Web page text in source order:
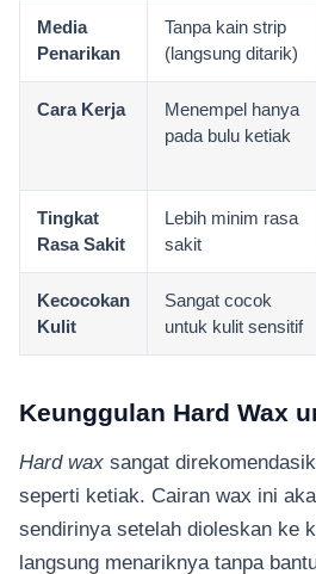
Media
Penarikan
Tanpa kain strip
(langsung ditarik)
Cara Kerja
Menempel hanya
pada bulu ketiak
Tingkat
Rasa Sakit
Lebih minim rasa
sakit
Kecocokan
Kulit
Sangat cocok
untuk kulit sensitif
Keunggulan Hard Wax
Hard wax sangat
seperti ketiak. Cairan wax ini
sendirinya setelah dioleskan ke
langsung menariknya tanpa